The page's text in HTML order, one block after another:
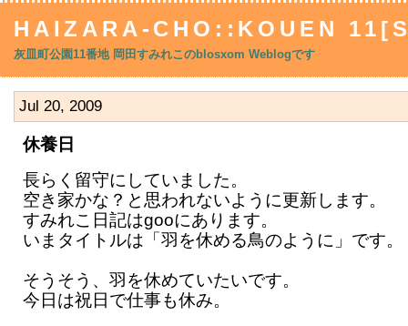
HAIZARA-CHO::KOUEN
灰皿町公園11番地 岡田すみれこのblosxom Weblogです
Jul 20, 2009
休養日
長らく留守にしていました。
空き家かな？と思われないように更新します。
すみれこ日記はgooにあります。
いまタイトルは「羽を休める鳥のように」です。
そうそう、羽を休めていたいです。
今日は祝日で仕事も休み。